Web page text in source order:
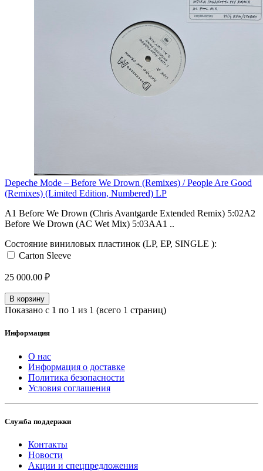
Depeche Mode – Before We Drown (Remixes) / People Are Good
(Remixes) (Limited Edition, Numbered) LP
A1 Before We Drown (Chris Avantgarde Extended Remix) 5:02A2
Before We Drown (AC Wet Mix) 5:03AA1 ..
Состояние виниловых пластинок (LP, EP, SINGLE ):
Carton Sleeve
25 000.00 ₽
В корзину
Показано с 1 по 1 из 1 (всего 1 страниц)
Информация
О нас
Информация о доставке
Политика безопасности
Условия соглашения
Служба поддержки
Контакты
Новости
Акции и спецпредложения